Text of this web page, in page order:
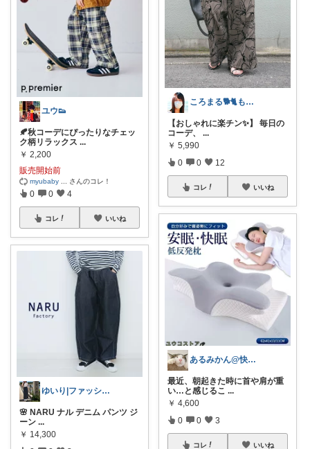
ユウ👟
🍂秋コーデにぴったりなチェッ
ク柄リラックス ...
￥ 2,200
販売開始前
myubaby さんのコレ！
0 0 4
コレ いいね
ゆいり|ファッション👗
🌸 NARU ナル デニム パンツ ジ
ーン ...
￥ 14,300
ころまる🐕🐈もふもふ愛好家💓
【おしゃれに楽チン✨】 毎日の
コーデ、
...
￥ 5,990
0 0 12
コレ いいね
あるみかん@快適な在宅ワーク＆デスク環境
最近、朝起きた時に首や肩が重
い…と感じるこ ...
￥ 4,600
0 0 3
コレ いいね